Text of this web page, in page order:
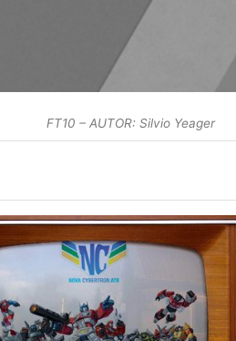
FT10 – AUTOR: Silvio Yeager